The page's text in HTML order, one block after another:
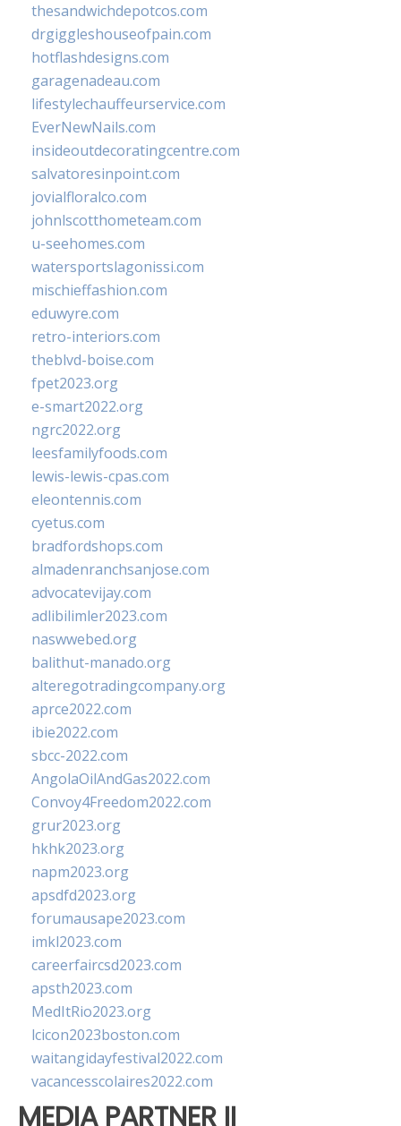
thesandwichdepotcos.com
drgiggleshouseofpain.com
hotflashdesigns.com
garagenadeau.com
lifestylechauffeurservice.com
EverNewNails.com
insideoutdecoratingcentre.com
salvatoresinpoint.com
jovialfloralco.com
johnlscotthometeam.com
u-seehomes.com
watersportslagonissi.com
mischieffashion.com
eduwyre.com
retro-interiors.com
theblvd-boise.com
fpet2023.org
e-smart2022.org
ngrc2022.org
leesfamilyfoods.com
lewis-lewis-cpas.com
eleontennis.com
cyetus.com
bradfordshops.com
almadenranchsanjose.com
advocatevijay.com
adlibilimler2023.com
naswwebed.org
balithut-manado.org
alteregotradingcompany.org
aprce2022.com
ibie2022.com
sbcc-2022.com
AngolaOilAndGas2022.com
Convoy4Freedom2022.com
grur2023.org
hkhk2023.org
napm2023.org
apsdfd2023.org
forumausape2023.com
imkl2023.com
careerfaircsd2023.com
apsth2023.com
MedItRio2023.org
lcicon2023boston.com
waitangidayfestival2022.com
vacancesscolaires2022.com
MEDIA PARTNER II